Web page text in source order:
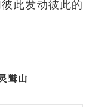
此发动彼此的
鹫山